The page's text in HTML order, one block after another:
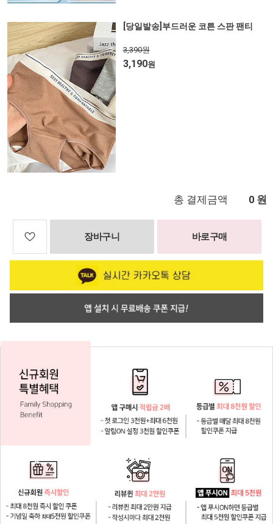
[당일발송]부드러운 코튼 스판 팬티
3,390원
3,190원
총 결제금액 0 원
장바구니 바로구매